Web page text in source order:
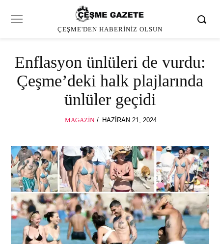
ÇEŞME'DEN HABERINIZ OLSUN
Enflasyon ünlüleri de vurdu:
Çeşme’deki halk plajlarında
ünlüler geçidi
MAGAZIN
POSTED
HAZIRAN 21, 2024HAZIRAN